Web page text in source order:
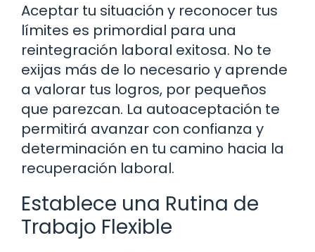
Aceptar tu situación y reconocer tus
límites es primordial para una
reintegración laboral exitosa. No te
exijas más de lo necesario y aprende
a valorar tus logros, por pequeños
que parezcan. La autoaceptación te
permitirá avanzar con confianza y
determinación en tu camino hacia la
recuperación laboral.
Establece una Rutina de
Trabajo Flexible